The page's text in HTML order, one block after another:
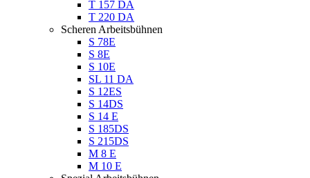
T 157 DA
T 220 DA
Scheren Arbeitsbühnen
S 78E
S 8E
S 10E
SL 11 DA
S 12ES
S 14DS
S 14 E
S 185DS
S 215DS
M 8 E
M 10 E